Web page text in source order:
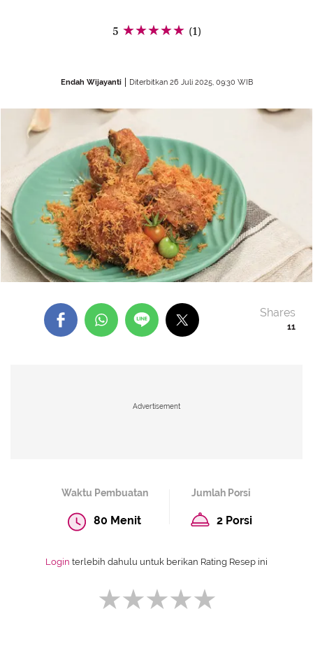
5 (1)
Endah Wijayanti Diterbitkan 26 Juli 2025, 09:30 WIB
11
Shares
Advertisement
Waktu Pembuatan
80 Menit
Jumlah Porsi
2 Porsi
Login terlebih dahulu untuk berikan Rating Resep ini